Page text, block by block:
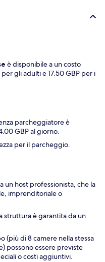
è disponibile a un costo
gli adulti e 17.50 GBP per i
parcheggiatore è
GBP al giorno.
per il parcheggio.
un host professionista, che la
imprenditoriale o
struttura è garantita da un
(più di 8 camere nella stessa
possono essere previste
o costi aggiuntivi.